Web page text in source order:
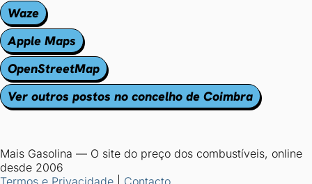
Waze
Apple Maps
OpenStreetMap
Ver outros postos no concelho de Coimbra
Mais Gasolina — O site do preço dos combustíveis, online
desde 2006
Termos e Privacidade
Contacto